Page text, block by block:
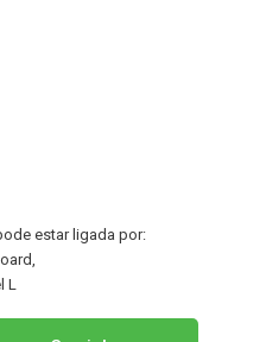
estar ligada por:
L